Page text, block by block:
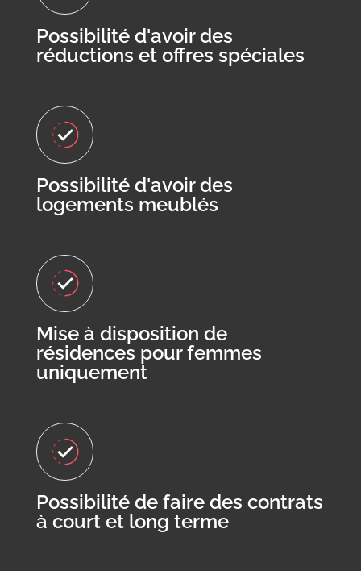
Possibilité d'avoir des
réductions et offres spéciales
Possibilité d'avoir des
logements meublés
Mise à disposition de
résidences pour femmes
uniquement
Possibilité de faire des contrats
à court et long terme